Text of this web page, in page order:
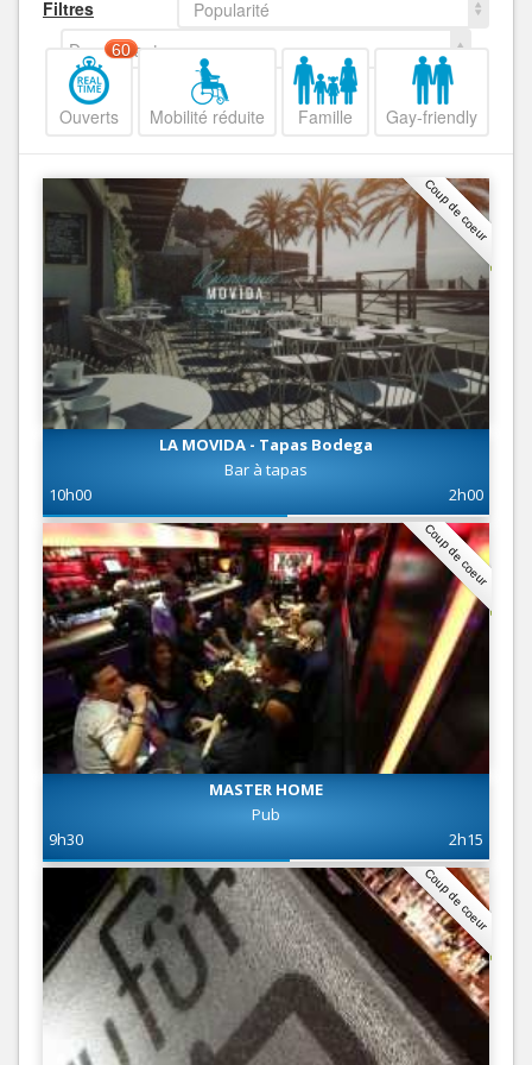
Filtres
Popularité
Decroissant
Ouverts
60
Mobilité réduite Famille Gay-friendly
Coup de coeur
LA MOVIDA - Tapas Bodega
Bar à tapas
10h00
2h00
Coup de coeur
MASTER HOME
Pub
9h30
2h15
Coup de coeur